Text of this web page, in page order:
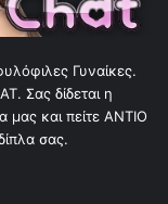
Γυναίκες.
Σας δίδεται η
μας και πείτε ΑΝΤΙΟ
σας.